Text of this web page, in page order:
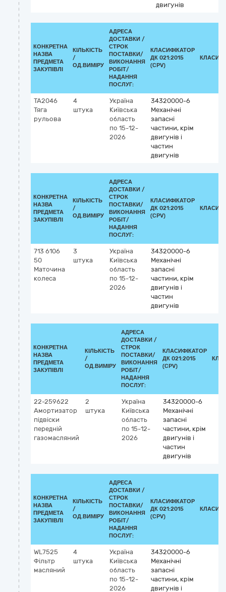
двигунів
КОНКРЕТНА
НАЗВА
ПРЕДМЕТА
ЗАКУПІВЛІ
КІЛЬКІСТЬ
/
ОД.ВИМІРУ
АДРЕСА
ДОСТАВКИ /
СТРОК
ПОСТАВКИ/
ВИКОНАННЯ
РОБІТ/
НАДАННЯ
ПОСЛУГ:
КЛАСИФІКАТОР
ДК 021:2015
(CPV)
TA2046
Тяга
рульова
4
штука
Україна
Київська
область
по 15-12-
2026
34320000-6
Механічні
запасні
частини, крім
двигунів і
частин
двигунів
КОНКРЕТНА
НАЗВА
ПРЕДМЕТА
ЗАКУПІВЛІ
КІЛЬКІСТЬ
/
ОД.ВИМІРУ
АДРЕСА
ДОСТАВКИ /
СТРОК
ПОСТАВКИ/
ВИКОНАННЯ
РОБІТ/
НАДАННЯ
ПОСЛУГ:
КЛАСИФІКАТОР
ДК 021:2015
(CPV)
713 6106
50
Маточина
колеса
3
штука
Україна
Київська
область
по 15-12-
2026
34320000-6
Механічні
запасні
частини, крім
двигунів і
частин
двигунів
КОНКРЕТНА
НАЗВА
ПРЕДМЕТА
ЗАКУПІВЛІ
КІЛЬКІСТЬ
/
ОД.ВИМІРУ
АДРЕСА
ДОСТАВКИ /
СТРОК
ПОСТАВКИ/
ВИКОНАННЯ
РОБІТ/
НАДАННЯ
ПОСЛУГ:
КЛАСИФІКАТОР
ДК 021:2015
(CPV)
22-259622
Амортизатор
підвіски
передній
газомасляний
2
штука
Україна
Київська
область
по 15-12-
2026
34320000-6
Механічні
запасні
частини, крім
двигунів і
частин
двигунів
КОНКРЕТНА
НАЗВА
ПРЕДМЕТА
ЗАКУПІВЛІ
КІЛЬКІСТЬ
/
ОД.ВИМІРУ
АДРЕСА
ДОСТАВКИ /
СТРОК
ПОСТАВКИ/
ВИКОНАННЯ
РОБІТ/
НАДАННЯ
ПОСЛУГ:
КЛАСИФІКАТОР
ДК 021:2015
(CPV)
WL7525
Фільтр
масляний
4
штука
Україна
Київська
область
по 15-12-
2026
34320000-6
Механічні
запасні
частини, крім
двигунів і